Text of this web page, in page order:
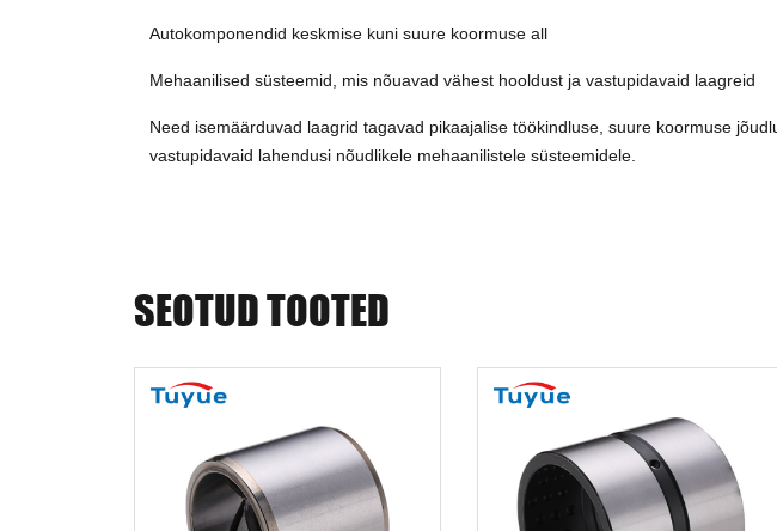
Autokomponendid keskmise kuni suure koormuse all
Mehaanilised süsteemid, mis nõuavad vähest hooldust ja vastupidavaid laagreid
Need isemäärduvad laagrid tagavad pikaajalise töökindluse, suure koormuse
vastupidavaid lahendusi nõudlikele mehaanilistele süsteemidele.
SEOTUD TOOTED